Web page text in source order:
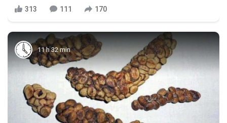
313 111 170
11 h 32 min